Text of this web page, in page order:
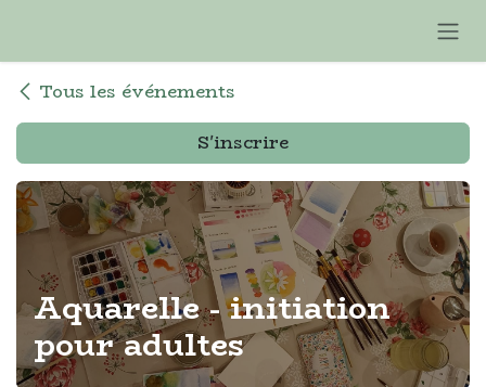
Tous les événements
S'inscrire
Aquarelle - initiation
pour adultes